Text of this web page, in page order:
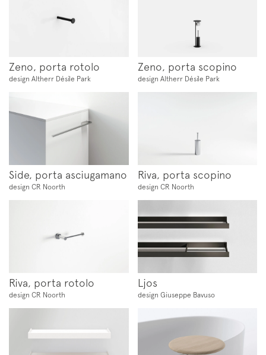
Newsletter
Zeno, porta rotolo
design Altherr Désile Park
Zeno, porta scopino
design Altherr Désile Park
Side, porta asciugamano
design CR Noorth
Riva, porta scopino
design CR Noorth
Riva, porta rotolo
design CR Noorth
Ljos
design Giuseppe Bavuso